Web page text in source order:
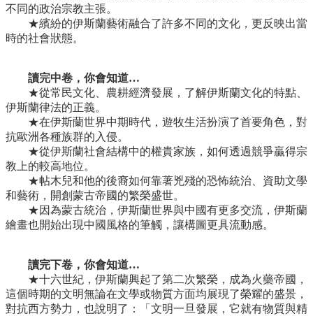
不同的政治宗教主張。
★繽紛的伊斯蘭藝術融合了許多不同的文化，更反映出當
時的社會狀態。
讀完中卷，你會知道…
★從常民文化、農耕經濟發展，了解伊斯蘭文化的特點、
伊斯蘭律法的正義。
★在伊斯蘭世界中期時代，遊牧生活扮演了首要角色，對
抗歐洲各種族群的入侵。
★從伊斯蘭社會結構中的權貴家族，如何透過競爭贏得宗
教上的較高地位。
★帖木兒和他的後裔如何靠著兇殘的恐怖統治、資助文學
和藝術，開創蒙古帝國的繁榮盛世。
★因為蒙古統治，伊斯蘭世界與中國有更多交流，伊斯蘭
繪畫也開始出現中國風格的筆觸，讓構圖更具流動感。
讀完下卷，你會知道…
★十六世紀，伊斯蘭興起了第二次繁榮，成為火藥帝國，
這個時期的文明無論在文學或物質方面均展現了榮耀的盛景，
對抗西方勢力，也說明了：「文明一旦發展，它就有物質與精